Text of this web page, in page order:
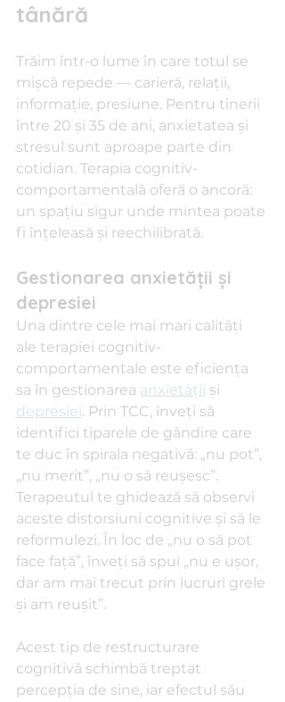
tânără
Trăim într-o lume în care totul se
mișcă repede — carieră, relații,
informație, presiune. Pentru tinerii
între 20 și 35 de ani, anxietatea și
stresul sunt aproape parte din
cotidian. Terapia cognitiv-
comportamentală oferă o ancoră:
un spațiu sigur unde mintea poate
fi înțeleasă și reechilibrată.
Gestionarea anxietății și
depresiei
Una dintre cele mai mari calități
ale terapiei cognitiv-
comportamentale este eficiența
sa în gestionarea anxietății și
depresiei. Prin TCC, înveți să
identifici tiparele de gândire care
te duc în spirala negativă: „nu pot”,
„nu merit”, „nu o să reușesc”.
Terapeutul te ghidează să observi
aceste distorsiuni cognitive și să le
reformulezi. În loc de „nu o să pot
face față”, înveți să spui „nu e ușor,
dar am mai trecut prin lucruri grele
și am reușit”.
Acest tip de restructurare
cognitivă schimbă treptat
percepția de sine, iar efectul său